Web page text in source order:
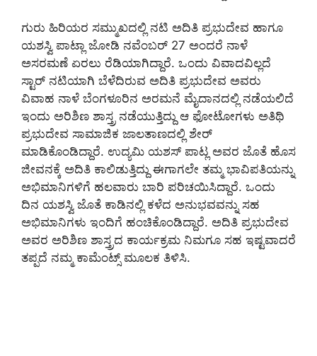
ಗುರು ಹಿರಿಯರ ಸಮ್ಮುಖದಲ್ಲಿ ನಟಿ ಅದಿತಿ ಪ್ರಭುದೇವ ಹಾಗೂ
ಯಶಸ್ವಿ ಪಾಟ್ಲಾ ಜೋಡಿ ನವೆಂಬರ್ 27 ಅಂದರೆ ನಾಳೆ
ಅಸರಮಣೆ ಏರಲು ರೆಡಿಯಾಗಿದ್ದಾರೆ. ಒಂದು ವಿವಾದವಿಲ್ಲದೆ
ಸ್ಟಾರ್ ನಟಿಯಾಗಿ ಬೆಳೆದಿರುವ ಅದಿತಿ ಪ್ರಭುದೇವ ಅವರು
ವಿವಾಹ ನಾಳೆ ಬೆಂಗಳೂರಿನ ಅರಮನೆ ಮೈದಾನದಲ್ಲಿ ನಡೆಯಲಿದೆ
ಇಂದು ಅರಿಶಿಣ ಶಾಸ್ತ್ರ ನಡೆಯುತ್ತಿದ್ದು ಆ ಫೋಟೋಗಳು ಅತಿಥಿ
ಪ್ರಭುದೇವ ಸಾಮಾಜಿಕ ಜಾಲತಾಣದಲ್ಲಿ ಶೇರ್
ಮಾಡಿಕೊಂಡಿದ್ದಾರೆ. ಉದ್ಯಮಿ ಯಶಸ್ ಪಾಟ್ಲ ಅವರ ಜೊತೆ ಹೊಸ
ಜೀವನಕ್ಕೆ ಅದಿತಿ ಕಾಲಿಡುತ್ತಿದ್ದು ಈಗಾಗಲೇ ತಮ್ಮ ಭಾವಿಪತಿಯನ್ನು
ಅಭಿಮಾನಿಗಳಿಗೆ ಹಲವಾರು ಬಾರಿ ಪರಿಚಯಿಸಿದ್ದಾರೆ. ಒಂದು
ದಿನ ಯಶಸ್ವಿ ಜೊತೆ ಕಾಡಿನಲ್ಲಿ ಕಳೆದ ಅನುಭವವನ್ನು ಸಹ
ಅಭಿಮಾನಿಗಳು ಇಂದಿಗೆ ಹಂಚಿಕೊಂಡಿದ್ದಾರೆ. ಅದಿತಿ ಪ್ರಭುದೇವ
ಅವರ ಅರಿಶಿಣ ಶಾಸ್ತ್ರದ ಕಾರ್ಯಕ್ರಮ ನಿಮಗೂ ಸಹ ಇಷ್ಟವಾದರೆ
ತಪ್ಪದೆ ನಮ್ಮ ಕಾಮೆಂಟ್ಸ್ ಮೂಲಕ ತಿಳಿಸಿ.